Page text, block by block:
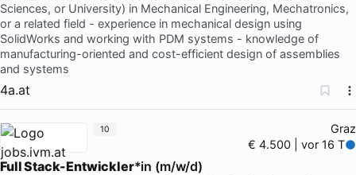
Sciences, or University) in Mechanical Engineering, Mechatronics,
or a related field - experience in mechanical design using
SolidWorks and working with PDM systems - knowledge of
manufacturing-oriented and cost-efficient design of assemblies
and systems
4a.at
Graz
€ 4.500 | vor 16 T
Full Stack-Entwickler*in (m/w/d)
10